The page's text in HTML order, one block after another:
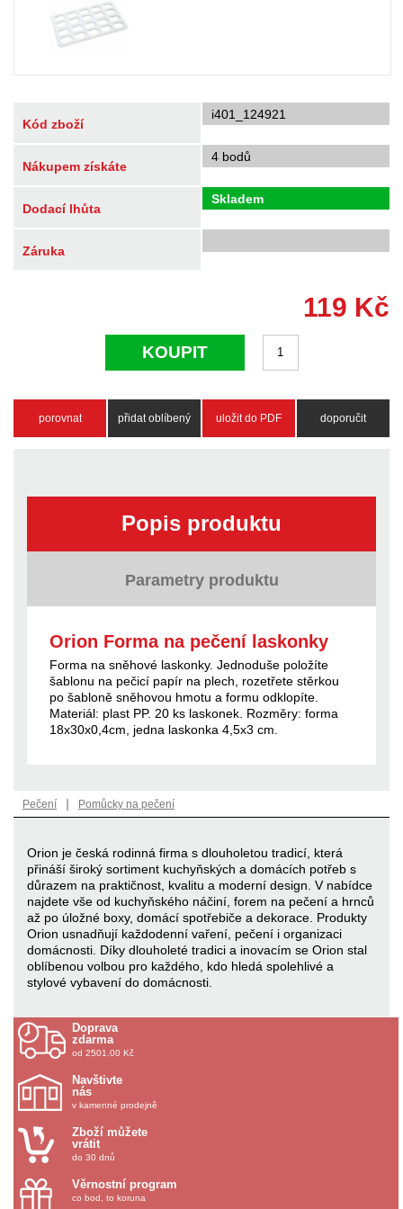
Kód zboží
i401_124921
Nákupem získáte
4 bodů
Dodací lhůta
Skladem
Záruka
119 Kč
KOUPIT
porovnat přidat oblíbený uložit do PDF doporučit
Popis produktu
Parametry produktu
Orion Forma na pečení laskonky
Forma na sněhové laskonky. Jednoduše položíte
šablonu na pečicí papír na plech, rozetřete stěrkou
po šabloně sněhovou hmotu a formu odklopíte.
Materiál: plast PP. 20 ks laskonek. Rozměry: forma
18x30x0,4cm, jedna laskonka 4,5x3 cm.
Pečení | Pomůcky na pečení
Orion je česká rodinná firma s dlouholetou tradicí, která
přináší široký sortiment kuchyňských a domácích potřeb s
důrazem na praktičnost, kvalitu a moderní design. V nabídce
najdete vše od kuchyňského náčiní, forem na pečení a hrnců
až po úložné boxy, domácí spotřebiče a dekorace. Produkty
Orion usnadňují každodenní vaření, pečení i organizaci
domácnosti. Díky dlouholeté tradici a inovacím se Orion stal
oblíbenou volbou pro každého, kdo hledá spolehlivé a
stylové vybavení do domácnosti.
Doprava
zdarma
od 2501.00 Kč
Navštivte
nás
v kamenné prodejně
Zboží můžete
vrátit
do 30 dnů
Věrnostní program
co bod, to koruna